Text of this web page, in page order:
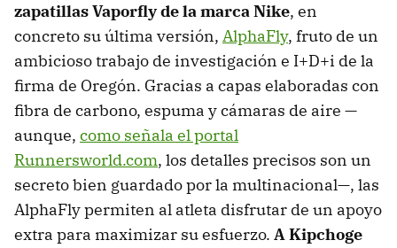
zapatillas Vaporfly de la marca Nike, en
concreto su última versión, AlphaFly, fruto de un
ambicioso trabajo de investigación e I+D+i de la
firma de Oregón. Gracias a capas elaboradas con
fibra de carbono, espuma y cámaras de aire —
aunque, como señala el portal
Runnersworld.com, los detalles precisos son un
secreto bien guardado por la multinacional—, las
AlphaFly permiten al atleta disfrutar de un apoyo
extra para maximizar su esfuerzo. A Kipchoge